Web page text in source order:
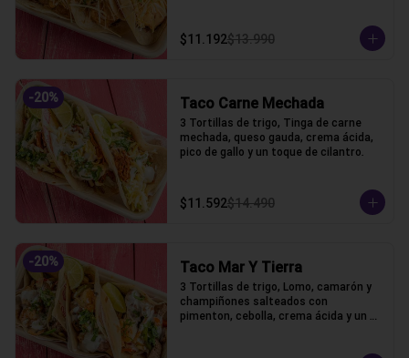
$11.192$13.990
-20% Taco Carne Mechada
3 Tortillas de trigo, Tinga de carne
mechada, queso gauda, crema ácida,
pico de gallo y un toque de cilantro.
$11.592$14.490
-20% Taco Mar Y Tierra
3 Tortillas de trigo, Lomo, camarón y
champiñones salteados con
pimenton, cebolla, crema ácida y un